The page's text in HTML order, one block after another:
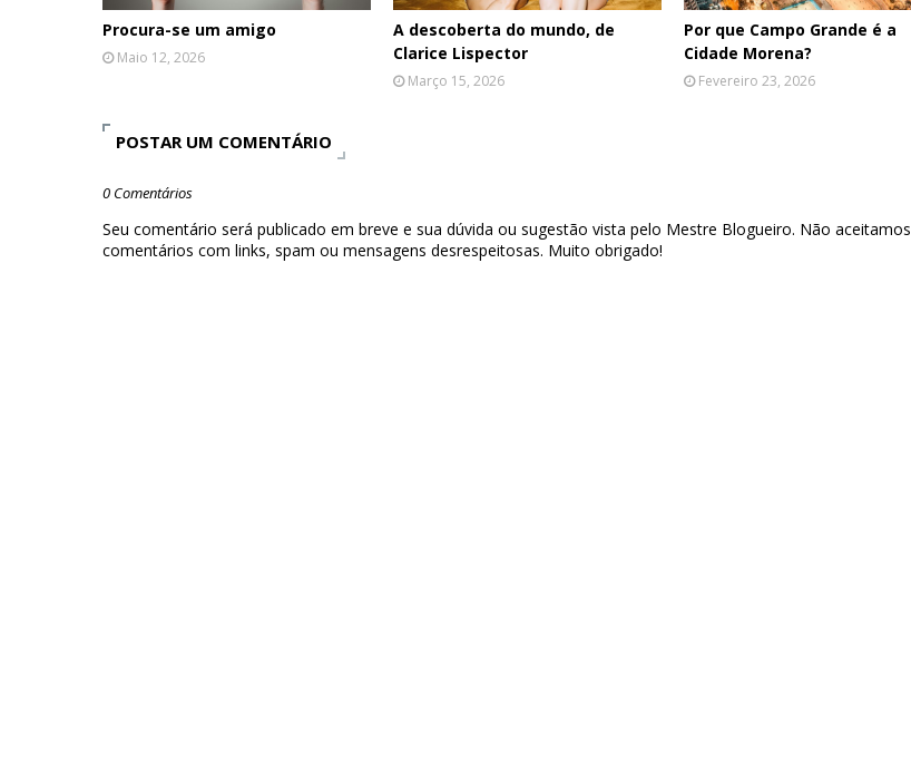
Procura-se um amigo
Maio 12, 2026
A descoberta do mundo, de
Clarice Lispector
Março 15, 2026
Por que Campo Grande é a
Cidade Morena?
Fevereiro 23, 2026
POSTAR UM COMENTÁRIO
0 Comentários
Seu comentário será publicado em breve e sua dúvida ou sugestão vista pelo Mestre Blogueiro. Não aceitamos
comentários com links, spam ou mensagens desrespeitosas. Muito obrigado!